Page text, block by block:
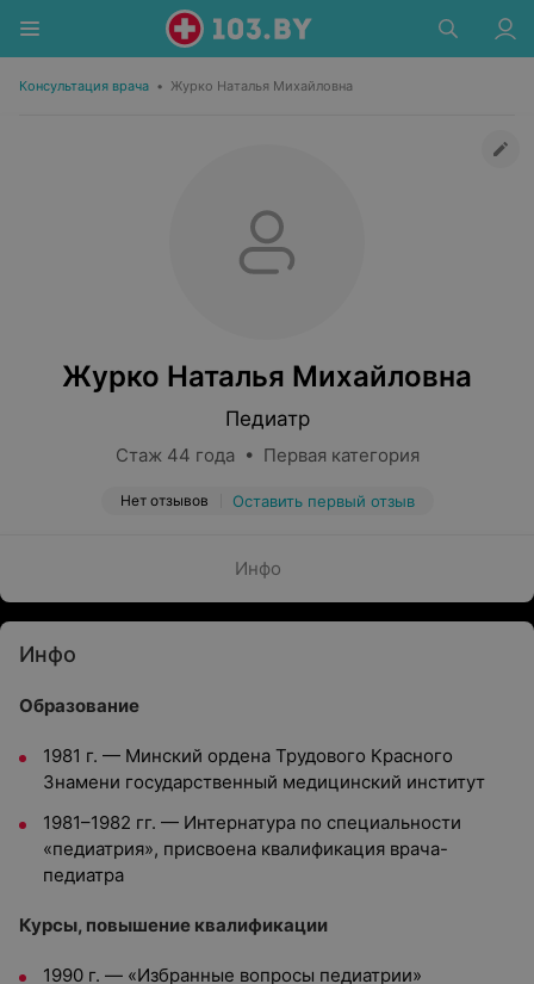
Консультация врача • Журко Наталья Михайловна
Журко Наталья Михайловна
Педиатр
Стаж 44 года • Первая категория
Нет отзывов Оставить первый отзыв
Инфо
Инфо
Образование
1981 г. — Минский ордена Трудового Красного
Знамени государственный медицинский институт
1981–1982 гг. — Интернатура по специальности
«педиатрия», присвоена квалификация врача-
педиатра
Курсы, повышение квалификации
1990 г. — «Избранные вопросы педиатрии»